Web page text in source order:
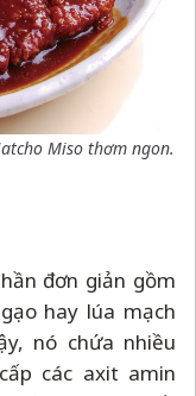
Miso thơm ngon.
đơn giản gồm
hay lúa mạch
nó chứa nhiều
các axit amin